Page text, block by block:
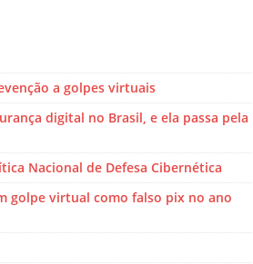
a golpes virtuais
digital no Brasil, e ela passa pela
Nacional de Defesa Cibernética
golpe virtual como falso pix no ano